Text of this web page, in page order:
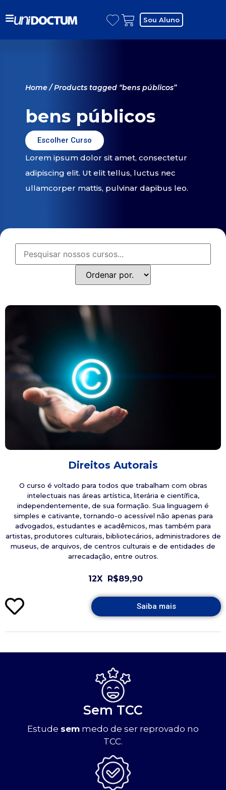
Sou Aluno
Home/ Products tagged “bens públicos”
bens públicos
Escolher Curso
Lorem ipsum dolor sit amet, consectetur
adipiscing elit. Ut elit tellus, luctus nec
ullamcorper mattis, pulvinar dapibus leo.
Direitos Autorais
O curso é voltado para todos que trabalham com obras
intelectuais nas áreas artística, literária e científica,
independentemente, de sua formação. Sua linguagem é
simples e cativante, tornando-o acessível não apenas para
advogados, estudantes e acadêmicos, mas também para
artistas, produtores culturais, bibliotecários, administradores de
museus, de arquivos, de centros culturais e de entidades de
arrecadação, entre outros.
12X R$89,90
Saiba mais
Sem TCC
Estude sem medo de ser reprovado no
TCC.